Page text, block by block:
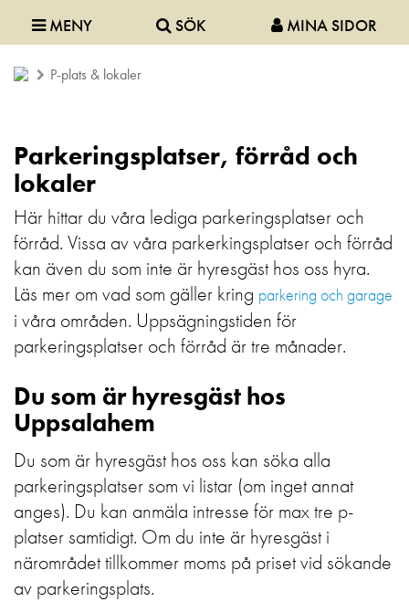
MENY SÖK MINA SIDOR
P-plats & lokaler
Parkeringsplatser, förråd och
lokaler
Här hittar du våra lediga parkeringsplatser och
förråd. Vissa av våra parkerkingsplatser och förråd
kan även du som inte är hyresgäst hos oss hyra.
Läs mer om vad som gäller kring parkering och garage
i våra områden. Uppsägningstiden för
parkeringsplatser och förråd är tre månader.
Du som är hyresgäst hos
Uppsalahem
Du som är hyresgäst hos oss kan söka alla
parkeringsplatser som vi listar (om inget annat
anges). Du kan anmäla intresse för max tre p-
platser samtidigt. Om du inte är hyresgäst i
närområdet tillkommer moms på priset vid sökande
av parkeringsplats.